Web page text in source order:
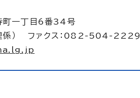
一丁目6番34号
係） ファクス：082-504-2229